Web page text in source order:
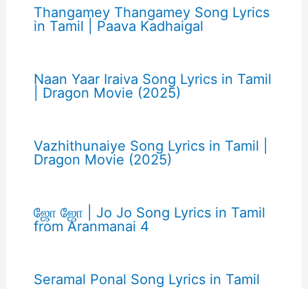
Thangamey Thangamey Song Lyrics
in Tamil | Paava Kadhaigal
Naan Yaar Iraiva Song Lyrics in Tamil
| Dragon Movie (2025)
Vazhithunaiye Song Lyrics in Tamil |
Dragon Movie (2025)
ஜோ ஜோ | Jo Jo Song Lyrics in Tamil
from Aranmanai 4
Seramal Ponal Song Lyrics in Tamil